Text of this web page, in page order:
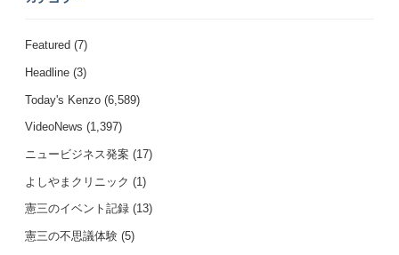
Featured (7)
Headline (3)
Today's Kenzo (6,589)
VideoNews (1,397)
ニュービジネス発案 (17)
よしやまクリニック (1)
憲三のイベント記録 (13)
憲三の不思議体験 (5)